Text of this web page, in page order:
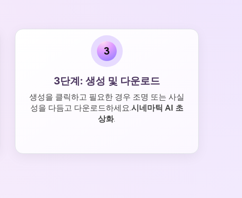
3
3단계: 생성 및 다운로드
생성을 클릭하고 필요한 경우 조명 또는 사실
성을 다듬고 다운로드하세요.시네마틱 AI 초
상화.